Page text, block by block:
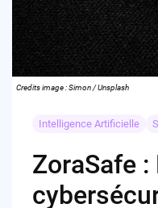
Credits image : Simon / Unsplash
Intelligence Artificielle
ZoraSafe :